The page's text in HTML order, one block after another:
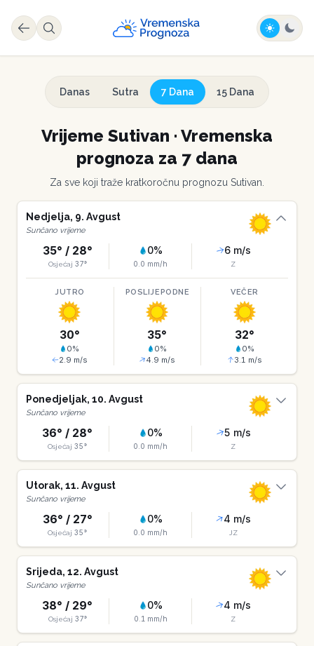
Danas Sutra 7 Dana 15 Dana
Vrijeme Sutivan · Vremenska
prognoza za 7 dana
Za sve koji traže kratkoročnu prognozu Sutivan
Nedjelja, 9. Avgust
Sunčano vrijeme
35° / 28°
Osjećaj 37°
0%
0.0 mm/h
6m/s
Z
JUTRO
30°
0%
2.9 m/s
POSLIJEPODNE
35°
0%
4.9 m/s
VEČER
32°
0%
3.1 m/s
Ponedjeljak, 10. Avgust
Sunčano vrijeme
36° / 28°
Osjećaj 35°
0%
0.0 mm/h
5 m/s
Z
Utorak, 11. Avgust
Sunčano vrijeme
36° / 27°
Osjećaj 35°
0%
0.0 mm/h
4 m/s
JZ
Srijeda, 12. Avgust
Sunčano vrijeme
38° / 29°
Osjećaj 37°
0%
0.1 mm/h
4 m/s
Z